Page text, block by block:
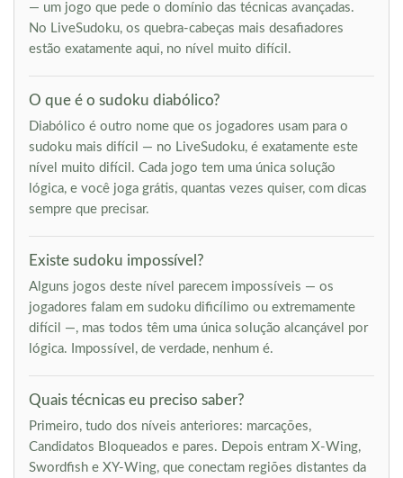
— um jogo que pede o domínio das técnicas avançadas.
No LiveSudoku, os quebra-cabeças mais desafiadores
estão exatamente aqui, no nível muito difícil.
O que é o sudoku diabólico?
Diabólico é outro nome que os jogadores usam para o
sudoku mais difícil — no LiveSudoku, é exatamente este
nível muito difícil. Cada jogo tem uma única solução
lógica, e você joga grátis, quantas vezes quiser, com dicas
sempre que precisar.
Existe sudoku impossível?
Alguns jogos deste nível parecem impossíveis — os
jogadores falam em sudoku dificílimo ou extremamente
difícil —, mas todos têm uma única solução alcançável por
lógica. Impossível, de verdade, nenhum é.
Quais técnicas eu preciso saber?
Primeiro, tudo dos níveis anteriores: marcações,
Candidatos Bloqueados e pares. Depois entram X-Wing,
Swordfish e XY-Wing, que conectam regiões distantes da